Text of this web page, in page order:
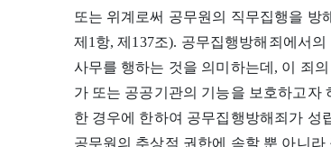
또는 위계로써 공무원의 직무집행을 방
제1항, 제137조). 공무집행방해죄에서
사무를 행하는 것을 의미하는데, 이 죄
가 또는 공공기관의 기능을 보호하고자
한 경우에 한하여 공무집행방해죄가 성
공무원의 추상적 권한에 속할 뿐 아니